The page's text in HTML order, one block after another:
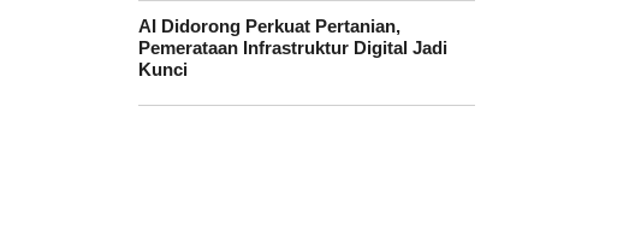
AI Didorong Perkuat Pertanian,
Pemerataan Infrastruktur Digital Jadi
Kunci